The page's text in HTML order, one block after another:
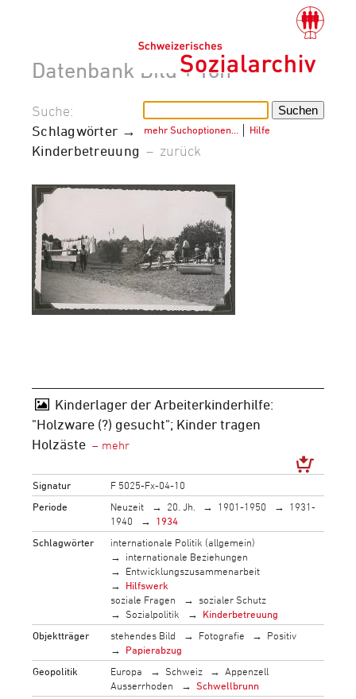
Datenbank Bild + Ton
mehr Suchoptionen… Hilfe
Suche:
Schlagwörter →
Kinderbetreuung – zurück
Kinderlager der Arbeiterkinderhilfe:
"Holzware (?) gesucht"; Kinder tragen
Holzäste
Signatur
F 5025-Fx-04-10
Periode
Neuzeit 20. Jh. 1901-1950
1931-
1940
1934
Schlagwörter
internationale Politik (allgemein)
internationale Beziehungen
Entwicklungszusammenarbeit
Hilfswerk
soziale Fragen
sozialer Schutz
Sozialpolitik
Kinderbetreuung
Objektträger
stehendes Bild Fotografie
Positiv
Papierabzug
Geopolitik
Europa Schweiz
Appenzell
Ausserrhoden
Schwellbrunn